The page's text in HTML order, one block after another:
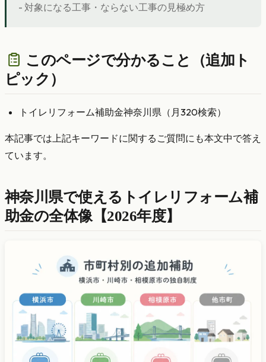
- 対象になる工事・ならない工事の見極め方
このページで分かること（追加ト
ピック）
トイレリフォーム補助金神奈川県（月320検索）
本記事では上記キーワードに関するご質問にも本文中で答え
ています。
神奈川県で使えるトイレリフォーム補
助金の全体像【2026年度】